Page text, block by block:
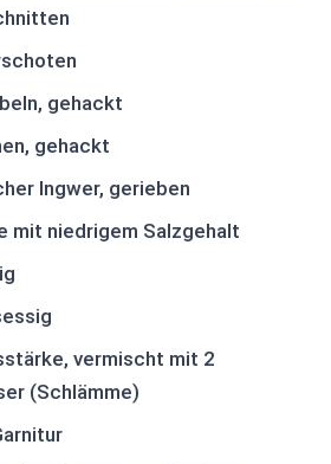
gehackt
gehackt
Ingwer, gerieben
mit niedrigem Salzgehalt
vermischt mit 2
(Schlämme)